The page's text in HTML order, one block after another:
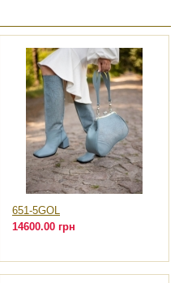
651-5GOL
14600.00 грн